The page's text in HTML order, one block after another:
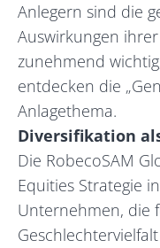
Anlegern sind die
Auswirkungen
zunehmend
entdecken die
Anlagethema.
Diversifikation
Die RobecoSAM
Equities Strategie
Unternehmen, die